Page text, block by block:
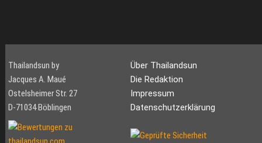
Thailandsun by
Jacques A. Maué
Ostelsheimer Str. 27
D-71034 Böblingen
Über Thailandsun
Die Redaktion
Impressum
Datenschutzerklärung